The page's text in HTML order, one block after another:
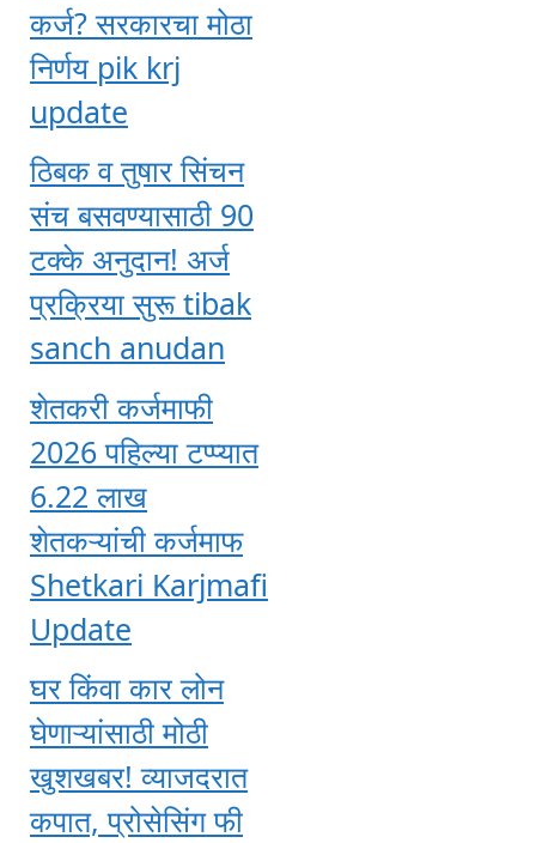
कर्ज? सरकारचा मोठा
निर्णय pik krj
update
ठिबक व तुषार सिंचन
संच बसवण्यासाठी 90
टक्के अनुदान! अर्ज
प्रक्रिया सुरू tibak
sanch anudan
शेतकरी कर्जमाफी
2026 पहिल्या टप्प्यात
6.22 लाख
शेतकऱ्यांची कर्जमाफ
Shetkari Karjmafi
Update
घर किंवा कार लोन
घेणाऱ्यांसाठी मोठी
खुशखबर! व्याजदरात
कपात, प्रोसेसिंग फी